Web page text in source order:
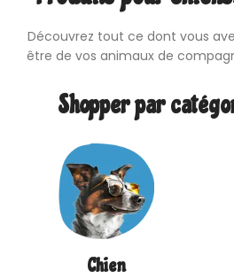
Découvrez tout ce dont vous
être de vos animaux de
Shopper par
Chien